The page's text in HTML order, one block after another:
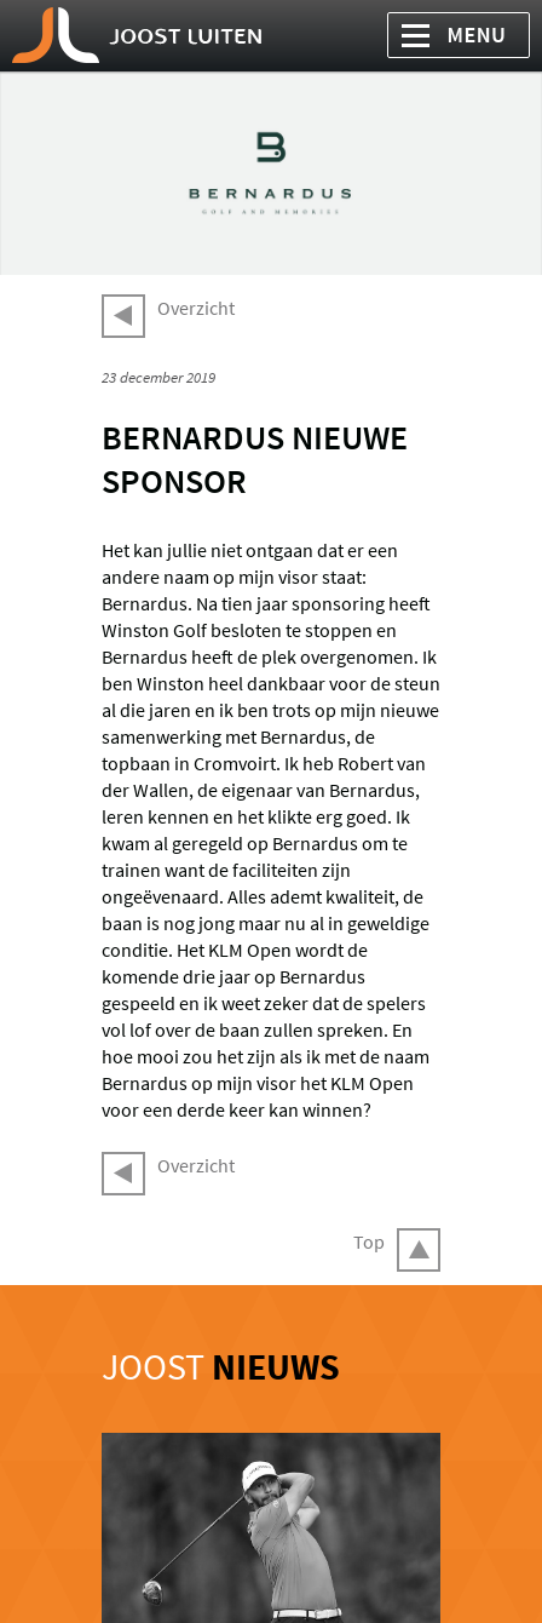
Overzicht
23 december 2019
BERNARDUS NIEUWE
SPONSOR
Het kan jullie niet ontgaan dat er een
andere naam op mijn visor staat:
Bernardus. Na tien jaar sponsoring heeft
Winston Golf besloten te stoppen en
Bernardus heeft de plek overgenomen. Ik
ben Winston heel dankbaar voor de steun
al die jaren en ik ben trots op mijn nieuwe
samenwerking met Bernardus, de
topbaan in Cromvoirt. Ik heb Robert van
der Wallen, de eigenaar van Bernardus,
leren kennen en het klikte erg goed. Ik
kwam al geregeld op Bernardus om te
trainen want de faciliteiten zijn
ongeëvenaard. Alles ademt kwaliteit, de
baan is nog jong maar nu al in geweldige
conditie. Het KLM Open wordt de
komende drie jaar op Bernardus
gespeeld en ik weet zeker dat de spelers
vol lof over de baan zullen spreken. En
hoe mooi zou het zijn als ik met de naam
Bernardus op mijn visor het KLM Open
voor een derde keer kan winnen?
Overzicht
Top
JOOST NIEUWS